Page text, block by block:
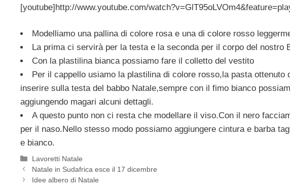
[youtube]http://www.youtube.com/
Modelliamo una pallina di colore rosa e una di colore rosso
La prima ci servirà per la testa e la seconda per il corpo del nostro
Con la plastilina bianca possiamo fare il colletto del vestito
Per il cappello usiamo la plastilina di colore rosso,la pasta ottenuto
inserire sulla testa del babbo Natale,sempre con il fimo bianco
aggiungendo magari alcuni dettagli.
A questo punto non ci resta che modellare il viso.Con il nero
per il naso.Nello stesso modo possiamo aggiungere cintura e barba
e bianco.
Categorie
Lavoretti Natale
Natale in Sudafrica esce il 17 dicembre
Idee albero di Natale